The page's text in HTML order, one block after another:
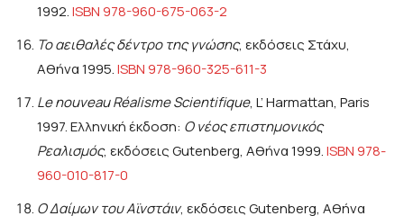
1992.ISBN 978-960-675-063-2
Το αειθαλές δέντρο της γνώσης, εκδόσεις Στάχυ,
Αθήνα 1995.ISBN 978-960-325-611-3
Le nouveau Réalisme Scientifique, L’ Harmattan, Paris
1997. Ελληνική έκδοση: Ο νέος επιστημονικός
Ρεαλισμός, εκδόσεις Gutenberg, Αθήνα 1999.ISBN 978-
960-010-817-0
Ο Δαίμων του Αϊνστάιν, εκδόσεις Gutenberg, Αθήνα